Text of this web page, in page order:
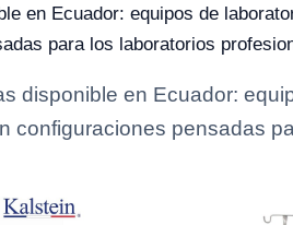
en Ecuador: equipos de
para los laboratorios
disponible en Ecuador:
configuraciones pensadas